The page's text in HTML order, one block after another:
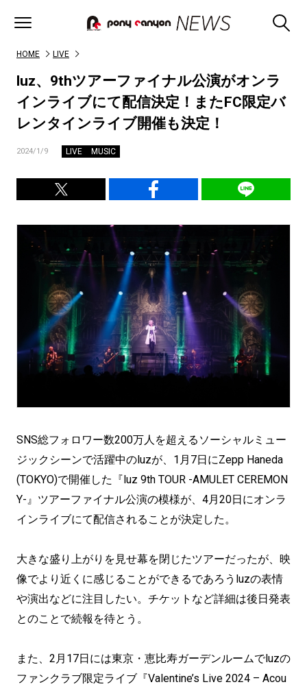
HOME LIVE
luz、9thツアーファイナル公演がオンラ
インライブにて配信決定！またFC限定バ
レンタインライブ開催も決定！
2024/1/9 LIVE MUSIC
SNS総フォロワー数200万人を超えるソーシャルミュー
ジックシーンで活躍中のluzが、1月7日にZepp Haneda
(TOKYO)で開催した『luz 9th TOUR -AMULET CEREMON
Y-』ツアーファイナル公演の模様が、4月20日にオンラ
インライブにて配信されることが決定した。
大きな盛り上がりを見せ幕を閉じたツアーだったが、映
像でより近くに感じることができるであろうluzの表情
や演出などに注目したい。チケットなど詳細は後日発表
とのことで続報を待とう。
また、2月17日には東京・恵比寿ガーデンルームでluzの
ファンクラブ限定ライブ『Valentine’s Live 2024 – Acou